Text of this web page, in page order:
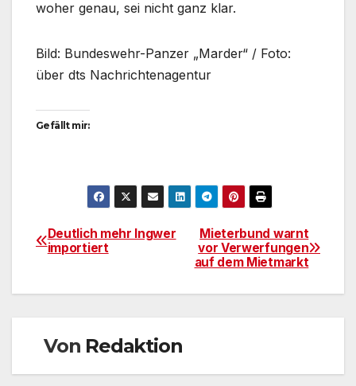
woher genau, sei nicht ganz klar.
Bild: Bundeswehr-Panzer „Marder“ / Foto:
über dts Nachrichtenagentur
Gefällt mir:
Beitragsnavigation
Mieterbund warnt
vor Verwerfungen
auf dem Mietmarkt
Deutlich mehr Ingwer
importiert
Von Redaktion